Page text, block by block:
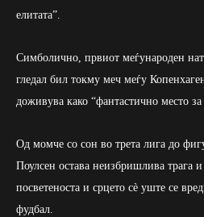
елитата”.
Симболично, првиот меѓународен
гледал бил токму меч меѓу
доживува како “фантастично место за
Од момче со сон во трета лига до
Поулсен остава неизбришлива трага и
посветеноста и срцето сè уште се
фудбал.